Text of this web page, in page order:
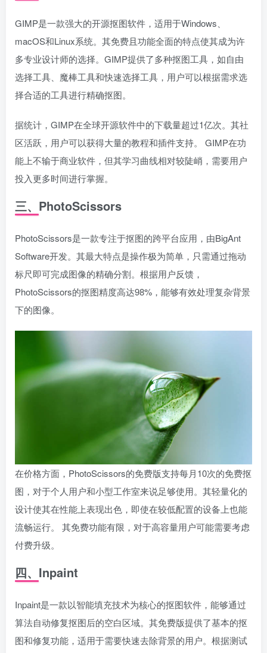
GIMP是一款强大的开源抠图软件，适用于Windows、
macOS和Linux系统。其免费且功能全面的特点使其成为许
多专业设计师的选择。GIMP提供了多种抠图工具，如自由
选择工具、魔棒工具和快速选择工具，用户可以根据需求选
择合适的工具进行精确抠图。
据统计，GIMP在全球开源软件中的下载量超过1亿次。其社
区活跃，用户可以获得大量的教程和插件支持。 GIMP在功
能上不输于商业软件，但其学习曲线相对较陡峭，需要用户
投入更多时间进行掌握。
三、PhotoScissors
PhotoScissors是一款专注于抠图的跨平台应用，由BigAnt
Software开发。其最大特点是操作极为简单，只需通过拖动
标尺即可完成图像的精确分割。根据用户反馈，
PhotoScissors的抠图精度高达98%，能够有效处理复杂背景
下的图像。
在价格方面，PhotoScissors的免费版支持每月10次的免费抠
图，对于个人用户和小型工作室来说足够使用。其轻量化的
设计使其在性能上表现出色，即使在较低配置的设备上也能
流畅运行。 其免费功能有限，对于高容量用户可能需要考虑
付费升级。
四、Inpaint
Inpaint是一款以智能填充技术为核心的抠图软件，能够通过
算法自动修复抠图后的空白区域。其免费版提供了基本的抠
图和修复功能，适用于需要快速去除背景的用户。根据测试